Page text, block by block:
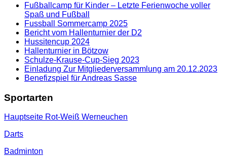
Fußballcamp für Kinder – Letzte Ferienwoche voller
Spaß und Fußball
Fussball Sommercamp 2025
Bericht vom Hallenturnier der D2
Hussitencup 2024
Hallenturnier in Bötzow
Schulze-Krause-Cup-Sieg 2023
Einladung Zur Mitgliederversammlung am 20.12.2023
Benefizspiel für Andreas Sasse
Sportarten
Hauptseite Rot-Weiß Werneuchen
Darts
Badminton